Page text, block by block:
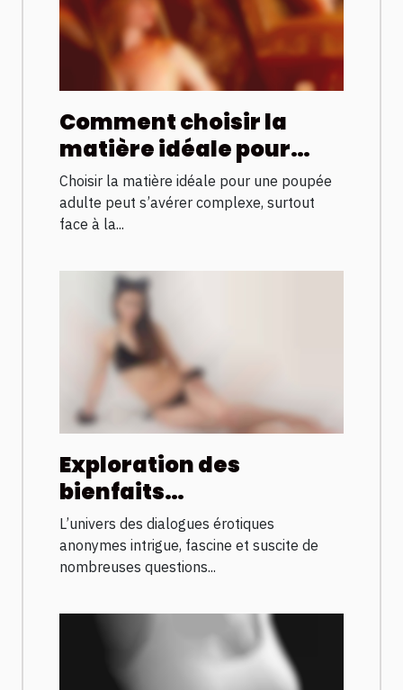
Comment choisir la
matière idéale pour
votre poupée adulte ?
Choisir la matière idéale pour une poupée
adulte peut s’avérer complexe, surtout
face à la...
Exploration des
bienfaits
psychologiques des
dialogues érotiques
anonymes
L’univers des dialogues érotiques
anonymes intrigue, fascine et suscite de
nombreuses questions...